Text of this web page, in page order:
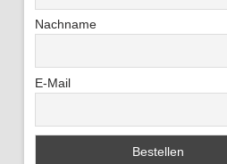
Nachname
E-Mail